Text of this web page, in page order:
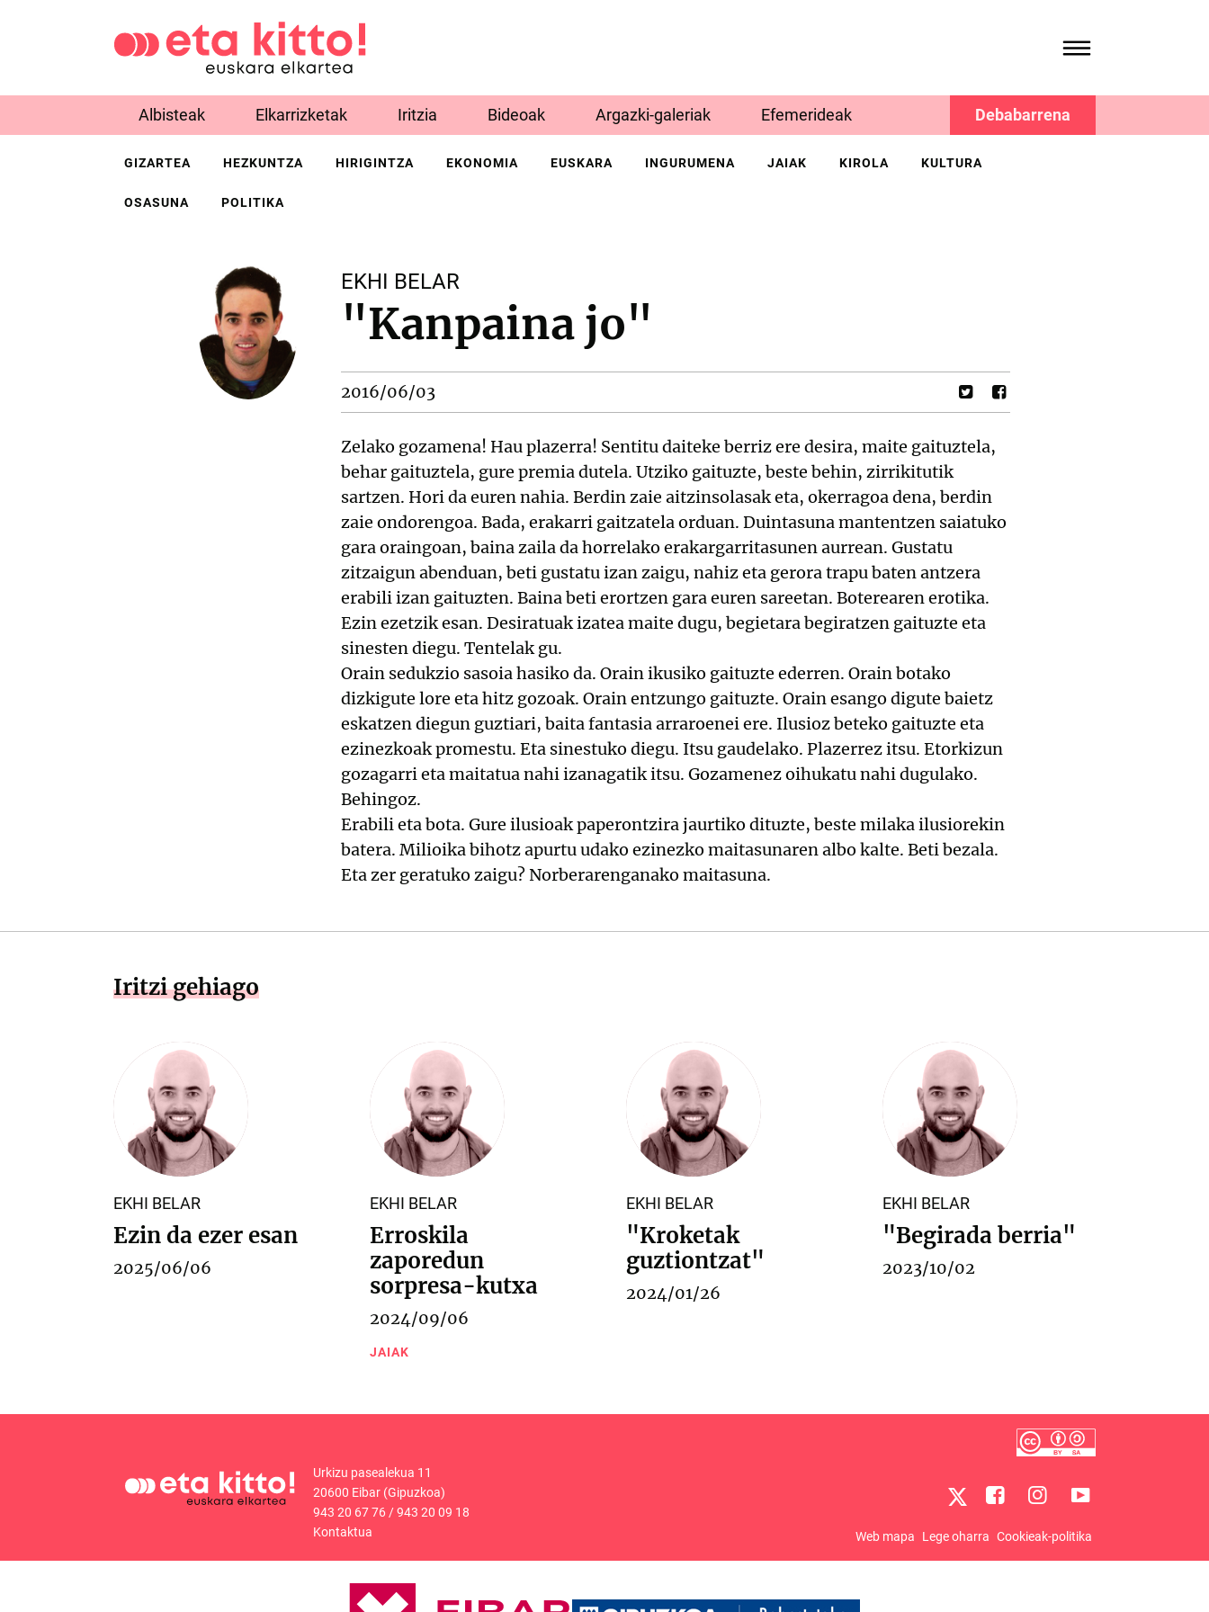
Albisteak Elkarrizketak Iritzia Bideoak Argazki-galeriak Efemerideak Debabarrena
GIZARTEA HEZKUNTZA HIRIGINTZA EKONOMIA EUSKARA INGURUMENA JAIAK KIROLA KULTURA
OSASUNA POLITIKA
EKHI BELAR
"Kanpaina jo"
2016/06/03
Zelako gozamena! Hau plazerra! Sentitu daiteke berriz ere desira, maite gaituztela,
behar gaituztela, gure premia dutela. Utziko gaituzte, beste behin, zirrikitutik
sartzen. Hori da euren nahia. Berdin zaie aitzinsolasak eta, okerragoa dena, berdin
zaie ondorengoa. Bada, erakarri gaitzatela orduan. Duintasuna mantentzen saiatuko
gara oraingoan, baina zaila da horrelako erakargarritasunen aurrean. Gustatu
zitzaigun abenduan, beti gustatu izan zaigu, nahiz eta gerora trapu baten antzera
erabili izan gaituzten. Baina beti erortzen gara euren sareetan. Boterearen erotika.
Ezin ezetzik esan. Desiratuak izatea maite dugu, begietara begiratzen gaituzte eta
sinesten diegu. Tentelak gu.
Orain sedukzio sasoia hasiko da. Orain ikusiko gaituzte ederren. Orain botako
dizkigute lore eta hitz gozoak. Orain entzungo gaituzte. Orain esango digute baietz
eskatzen diegun guztiari, baita fantasia arraroenei ere. Ilusioz beteko gaituzte eta
ezinezkoak promestu. Eta sinestuko diegu. Itsu gaudelako. Plazerrez itsu. Etorkizun
gozagarri eta maitatua nahi izanagatik itsu. Gozamenez oihukatu nahi dugulako.
Behingoz.
Erabili eta bota. Gure ilusioak paperontzira jaurtiko dituzte, beste milaka ilusiorekin
batera. Milioika bihotz apurtu udako ezinezko maitasunaren albo kalte. Beti bezala.
Eta zer geratuko zaigu? Norberarenganako maitasuna.
Iritzi gehiago
EKHI BELAR
Ezin da ezer esan
2025/06/06
EKHI BELAR
Erroskila
zaporedun
sorpresa-kutxa
2024/09/06
JAIAK
EKHI BELAR
"Kroketak
guztiontzat"
2024/01/26
EKHI BELAR
"Begirada berria"
2023/10/02
Urkizu pasealekua 11
20600 Eibar (Gipuzkoa)
943 20 67 76/943 20 09 18
Kontaktua
Web mapa Lege oharra Cookieak-politika